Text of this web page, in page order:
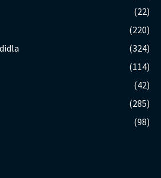
(22)
(220)
(324)
(114)
(42)
(285)
(98)